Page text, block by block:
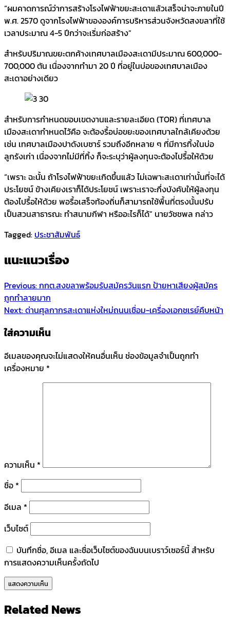
“ผมคาดการณ์ว่าการสร้างโรงไฟฟ้าขยะสะเดาแล้วเสร็จน่าจะภายในปี
พ.ศ. 2570 ดูจากโรงไฟฟ้าขององค์การบริหารส่วนจังหวัดสงขลาที่ใช้
เวลาประมาณ 4-5 ปีกว่าจะเริ่มก่อสร้าง”
สำหรับปริมาณขยะตกค้างเทศบาลเมืองสะเดามีประมาณ 600,000-
700,000 ตัน เนื่องจากทำมา 20 ปี ที่อยู่ในบ่อของเทศบาลเมือง
สะเดาอย่างเดียว
สำหรับการกำหนดขอบเขตงานและรายละเอียด (TOR) ที่เทศบาล
เมืองสะเดากำหนดไว้คือ จะต้องรื้อบ่อขยะของเทศบาลใกล้เคียงด้วย
เช่น เทศบาลเมืองปาดังเบซาร์ รวมถึงอีกหลาย ๆ ที่มีการทิ้งในบ่อ
ลูกรังเก่า เนื่องจากไม่มีที่ทิ้ง ก็จะระบุว่าผู้ลงทุนจะต้องไปรื้อให้ด้วย
“เพราะ ฉะนั้น ถ้าโรงไฟฟ้าขยะเกิดขึ้นแล้ว ไม่เฉพาะสะเดาเท่านั้นที่จะได้
ประโยชน์ ข้างเคียงเราก็ได้ประโยชน์ เพราะเราจะกึ่งบังคับให้ผู้ลงทุน
ต้องไปรื้อให้ด้วย พอรื้อเสร็จท้องถิ่นก็สามารถใช้พื้นที่ตรงนั้นปรับ
เป็นสวนสาธารณะ ทำสนามกีฬา หรืออะไรก็ได้” นายวัชชพล กล่าว
Tagged: ประชาสัมพันธ์
แนะแนวเรื่อง
Previous:กกต.สงขลาพร้อมรับสมัครวันแรก ป้ายหาเสียงผู้สมัคร
ถูกทำลายมาก
Next:ด่านศุลกากรสะเดาแห่งใหม่ถนนเชื่อม-เครื่องเอกชเรย์คืบหน้า
ใส่ความเห็น
อีเมลของคุณจะไม่แสดงให้คนอื่นเห็น ช่องข้อมูลจำเป็นถูกทำ
เครื่องหมาย *
ความเห็น *
ชื่อ *
อีเมล *
เว็บไซต์
บันทึกชื่อ, อีเมล และชื่อเว็บไซต์ของฉันบนเบราว์เซอร์นี้ สำหรับ
การแสดงความเห็นครั้งถัดไป
Related News